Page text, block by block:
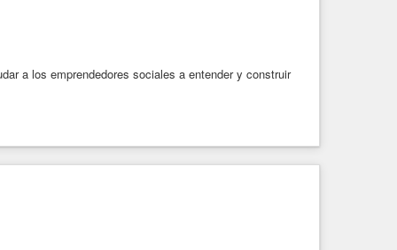
a los emprendedores sociales a entender y construir